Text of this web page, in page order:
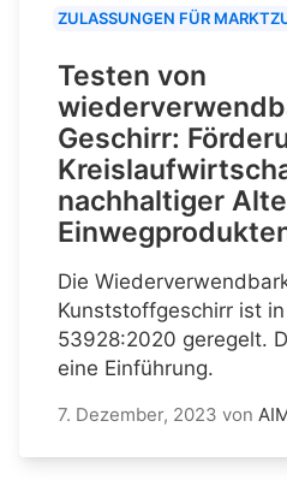
ZULASSUNGEN FÜR
Testen von
Geschirr:
nachhaltiger
Die
Kunststoffgeschirr ist
53928:2020 geregelt.
eine Einführung.
7. Dezember, 2023 von